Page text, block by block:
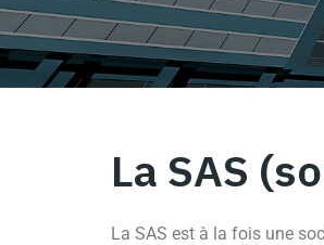
La SAS
La SAS est à la fois une